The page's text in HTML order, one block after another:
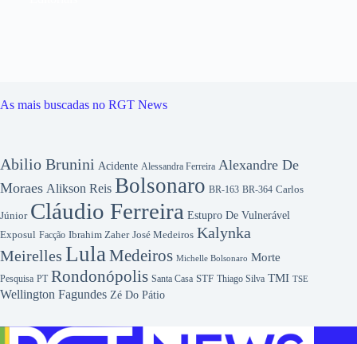
As mais buscadas no RGT News
Abilio Brunini Acidente Alessandra Ferreira Alexandre De
Moraes Alikson Reis Bolsonaro BR-163 BR-364 Carlos
Júnior Cláudio Ferreira Estupro De Vulnerável
Exposul Facção Ibrahim Zaher José Medeiros Kalynka
Meirelles Lula Medeiros Michelle Bolsonaro Morte
Pesquisa PT Rondonópolis Santa Casa STF Thiago Silva TMI TSE
Wellington Fagundes Zé Do Pátio